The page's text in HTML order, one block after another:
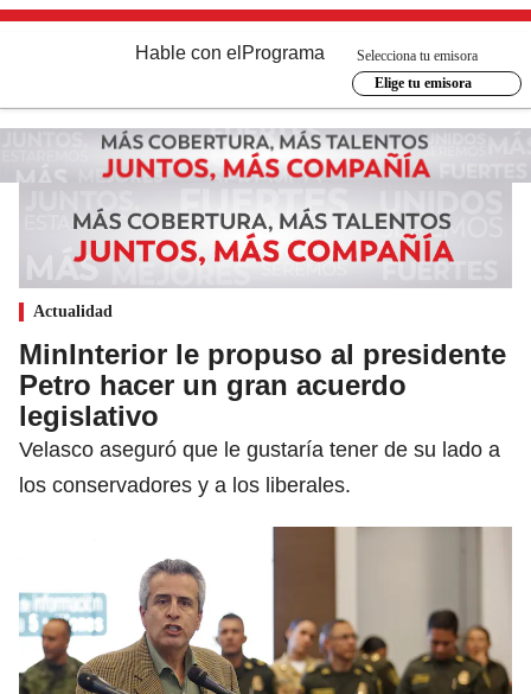
Hable con el Programa
Selecciona tu emisora
Elige tu emisora
Actualidad
MinInterior le propuso al presidente
Petro hacer un gran acuerdo
legislativo
Velasco aseguró que le gustaría tener de su lado a
los conservadores y a los liberales.